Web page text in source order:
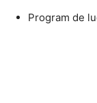
Program de